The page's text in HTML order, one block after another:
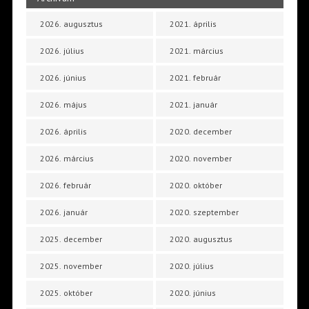
2026. augusztus
2026. július
2026. június
2026. május
2026. április
2026. március
2026. február
2026. január
2025. december
2025. november
2025. október
2021. április
2021. március
2021. február
2021. január
2020. december
2020. november
2020. október
2020. szeptember
2020. augusztus
2020. július
2020. június